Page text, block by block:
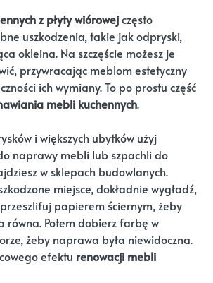
z płyty wiórowejczęsto
uszkodzenia, takie jak odpryski,
okleina. Na szczęście możesz je
przywracając meblom estetyczny
ich wymiany. To po prostu część
mebli kuchennych.
i większych ubytków użyj
naprawy mebli lub szpachli do
w sklepach budowlanych.
miejsce, dokładnie wygładź,
papierem ściernym, żeby
równa. Potem dobierz farbę w
żeby naprawa była niewidoczna.
efektu renowacji mebli